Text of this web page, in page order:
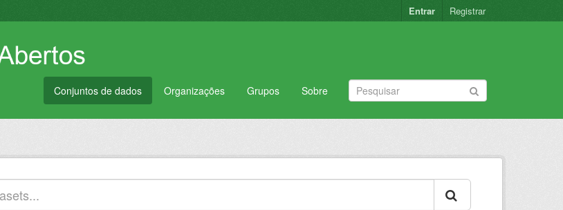
Entrar Registrar
Conjuntos de dados Organizações Grupos Sobre